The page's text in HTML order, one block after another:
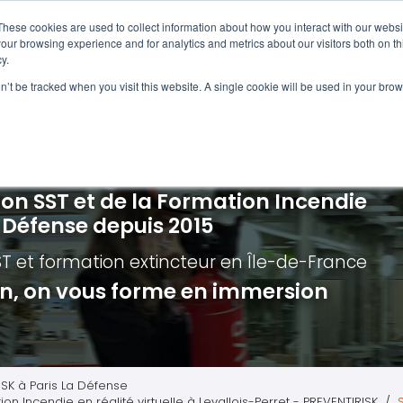
cookies are used to collect information about how you interact with our
browsing experience and for analytics and metrics about our visitors both on
be tracked when you visit this website. A single cookie will be used in your
incendie - Guide et Serre file
de première intervention
Extincteurs
en réalité augmentée
Évacuation établissements de
Évacuation secteur tertiaire
Évacuation secteur industriel
SST et de la Formation Incendie
depuis 2015
et formation extincteuren Île-de-France
on vous forme en immersion
à Paris La Défense